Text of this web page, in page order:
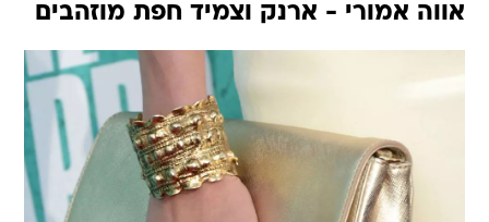
אווה אמורי - ארנק וצמיד חפת מוזהבים